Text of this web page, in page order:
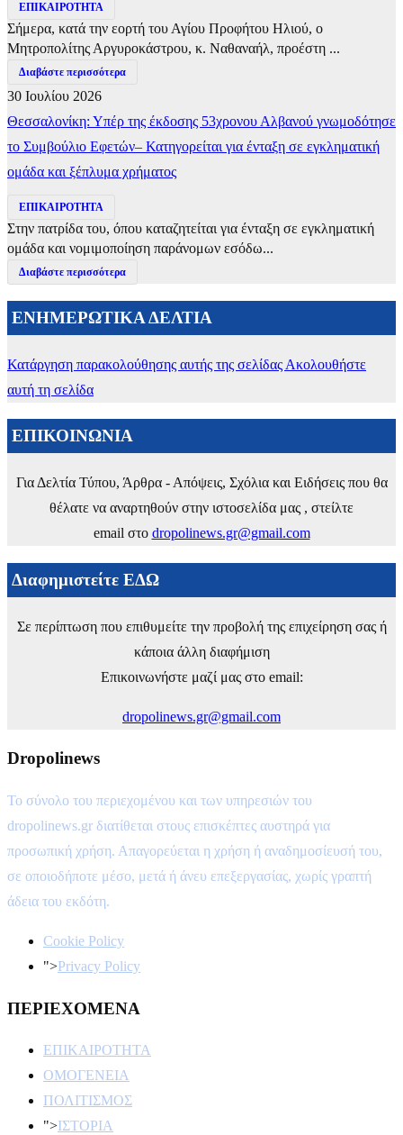
ΕΠΙΚΑΙΡΟΤΗΤΑ
Σήμερα, κατά την εορτή του Αγίου Προφήτου Ηλιού, ο
Μητροπολίτης Αργυροκάστρου, κ. Ναθαναήλ, προέστη ...
Διαβάστε περισσότερα
30 Ιουλίου 2026
Θεσσαλονίκη: Υπέρ της έκδοσης 53χρονου Αλβανού γνωμοδότησε
το Συμβούλιο Εφετών– Κατηγορείται για ένταξη σε εγκληματική
ομάδα και ξέπλυμα χρήματος
ΕΠΙΚΑΙΡΟΤΗΤΑ
Στην πατρίδα του, όπου καταζητείται για ένταξη σε εγκληματική
ομάδα και νομιμοποίηση παράνομων εσόδω...
Διαβάστε περισσότερα
ΕΝΗΜΕΡΩΤΙΚΑ ΔΕΛΤΙΑ
Κατάργηση παρακολούθησης αυτής της σελίδας Ακολουθήστε
αυτή τη σελίδα
ΕΠΙΚΟΙΝΩΝΙΑ
Για Δελτία Τύπου, Άρθρα - Απόψεις, Σχόλια και Ειδήσεις που θα
θέλατε να αναρτηθούν στην ιστοσελίδα μας , στείλτε
email στο dropolinews.gr@gmail.com
Διαφημιστείτε ΕΔΩ
Σε περίπτωση που επιθυμείτε την προβολή της επιχείρηση σας ή
κάποια άλλη διαφήμιση
Επικοινωνήστε μαζί μας στο email:
dropolinews.gr@gmail.com
Dropolinews
Το σύνολο του περιεχομένου και των υπηρεσιών του
dropolinews.gr διατίθεται στους επισκέπτες αυστηρά για
προσωπική χρήση. Απαγορεύεται η χρήση ή αναδημοσίευσή του,
σε οποιοδήποτε μέσο, μετά ή άνευ επεξεργασίας, χωρίς γραπτή
άδεια του εκδότη.
Cookie Policy
">Privacy Policy
ΠΕΡΙΕΧΟΜΕΝΑ
ΕΠΙΚΑΙΡΟΤΗΤΑ
ΟΜΟΓΕΝΕΙΑ
ΠΟΛΙΤΙΣΜΟΣ
">ΙΣΤΟΡΙΑ